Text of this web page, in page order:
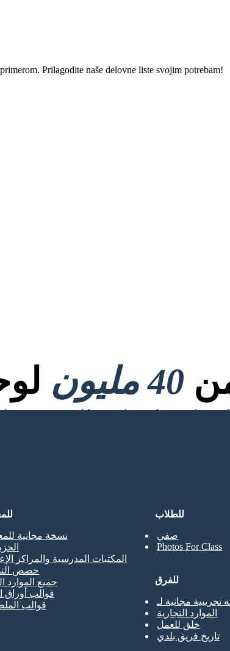
Prilagodite naše delovne liste svojim potrebam!
40 مليون
للطلاب
صفي
Photos For Class
نسخة مجانية
المكتبات المدرسية والمراكز
حصص
جميع الموارد
قوالب أوراق
قوالب
للفرق
الموارد التجارية
خلق للعمل
تاريخ فريق بلدي